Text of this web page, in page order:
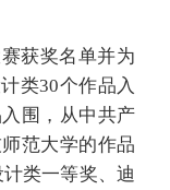
获奖名单并为
类30个作品入
围，从中共产
范大学的作品
计类一等奖、迪